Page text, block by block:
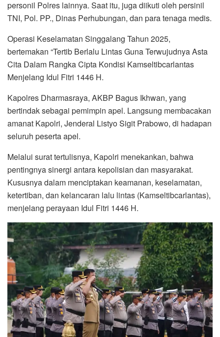
personil Polres lainnya. Saat itu, juga diikuti oleh persinil
TNI, Pol. PP., Dinas Perhubungan, dan para tenaga medis.
Operasi Keselamatan Singgalang Tahun 2025,
bertemakan “Tertib Berlalu Lintas Guna Terwujudnya Asta
Cita Dalam Rangka Cipta Kondisi Kamseltibcarlantas
Menjelang Idul Fitri 1446 H.
Kapolres Dharmasraya, AKBP Bagus Ikhwan, yang
bertindak sebagai pemimpin apel. Langsung membacakan
amanat Kapolri, Jenderal Listyo Sigit Prabowo, di hadapan
seluruh peserta apel.
Melalui surat tertulisnya, Kapolri menekankan, bahwa
pentingnya sinergi antara kepolisian dan masyarakat.
Kususnya dalam menciptakan keamanan, keselamatan,
ketertiban, dan kelancaran lalu lintas (Kamseltibcarlantas),
menjelang perayaan Idul Fitri 1446 H.